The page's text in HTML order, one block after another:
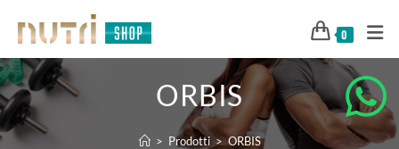
0
ORBIS
> Prodotti > ORBIS